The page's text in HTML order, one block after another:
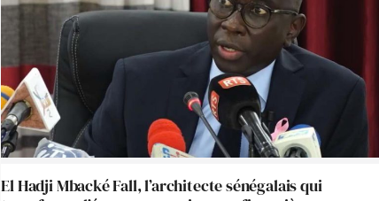
El Hadji Mbacké Fall, l’architecte sénégalais qui